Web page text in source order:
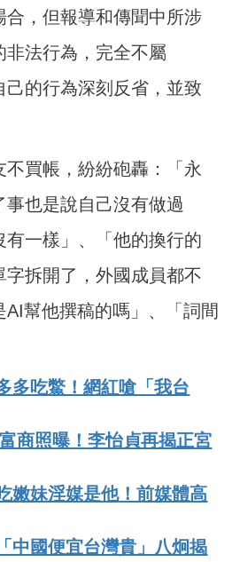
合，但報導和傳聞中所涉
非法行為，完全不屬
己的行為深刻反省，並致
買帳，紛紛砲轟：「永
也是說自己沒有做過
有一樣」、「他的換行的
拆開了，外國成員都不
幫他撰稿的嗎」、「詞間
多吃鱉！網紅嗆「我台
商照曝！李怡貞再揭正宮
嫩妹淫媒是他！前媒體高
中國便宜台灣貴」八炯揭